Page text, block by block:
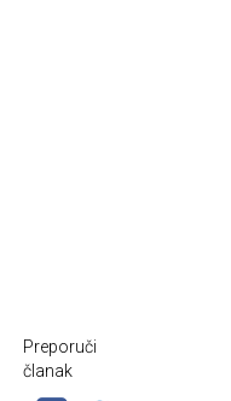
Preporuči
članak